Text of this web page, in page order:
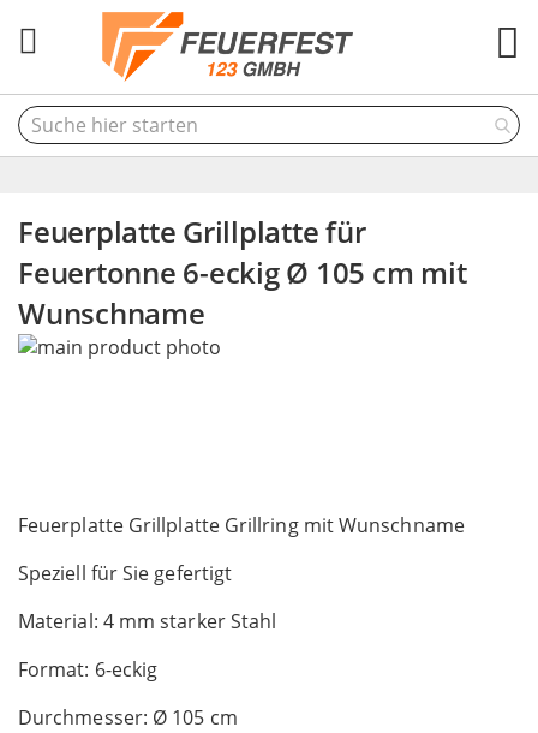
Feuerplatte Grillplatte für
Feuertonne 6-eckig Ø 105 cm mit
Wunschname
Feuerplatte Grillplatte Grillring mit Wunschname
Speziell für Sie gefertigt
Material: 4 mm starker Stahl
Format: 6-eckig
Durchmesser: Ø 105 cm
Skip
gallery
to
beginning
the
images
gallery